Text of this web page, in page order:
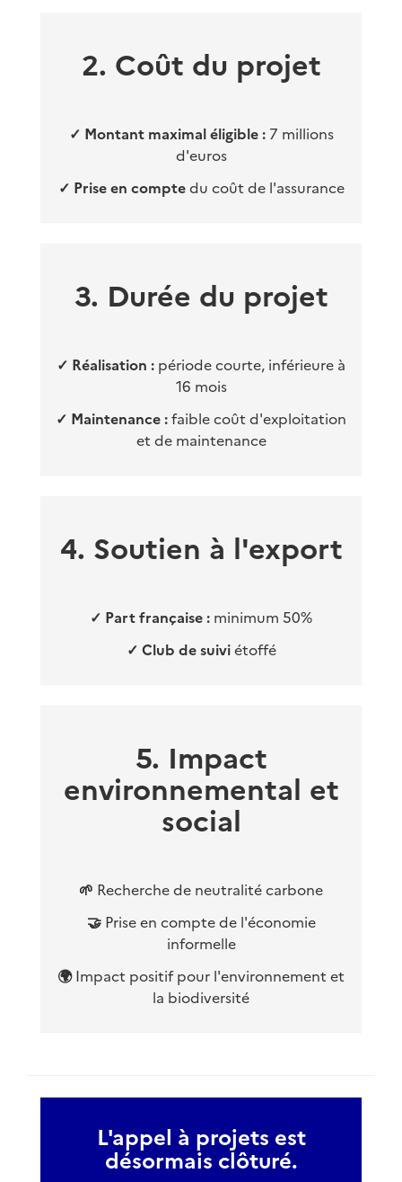
2. Coût du projet
✓ Montant maximal éligible :7 millions
d'euros
✓ Prise en comptedu coût de l'assurance
3. Durée du projet
✓ Réalisation : période courte, inférieure à
16 mois
✓ Maintenance :faible coût d'exploitation
et de maintenance
4. Soutien à l'export
✓ Part française : minimum 50%
✓ Club de suiviétoffé
5. Impact
environnemental et
social
🌱 Recherche de neutralité carbone
🤝Prise en compte de l'économie
informelle
🌍Impact positif pour l'environnement et
la biodiversité
L'appel à projets est
désormais clôturé.